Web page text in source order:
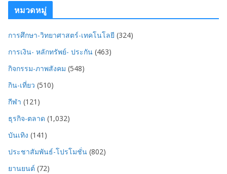
หมวดหมู่
การศึกษา-วิทยาศาสตร์-เทคโนโลยี (324)
การเงิน- หลักทรัพย์- ประกัน (463)
กิจกรรม-ภาพสังคม (548)
กิน-เที่ยว (510)
กีฬา (121)
ธุรกิจ-ตลาด (1,032)
บันเทิง (141)
ประชาสัมพันธ์-โปรโมชั่น (802)
ยานยนต์ (72)